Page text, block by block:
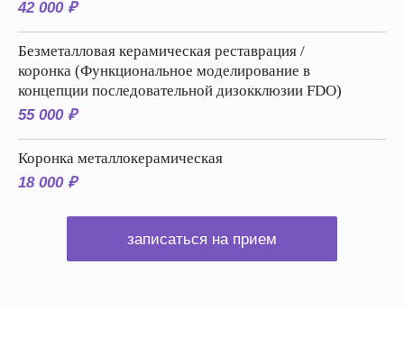
42 000 ₽
Безметалловая керамическая реставрация /
коронка (Функциональное моделирование в
концепции последовательной дизокклюзии FDO)
55 000 ₽
Коронка металлокерамическая
18 000 ₽
записаться на прием